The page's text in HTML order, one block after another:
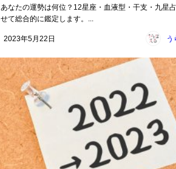
あなたの運勢は何位？12星座・血液型・干支・九星
せて総合的に鑑定します。...
2023年5月22日